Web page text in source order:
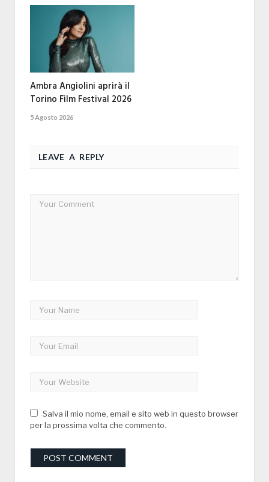
Ambra Angiolini aprirà il
Torino Film Festival 2026
5 Agosto 2026
LEAVE A REPLY
Salva il mio nome, email e sito web in questo browser
per la prossima volta che commento.